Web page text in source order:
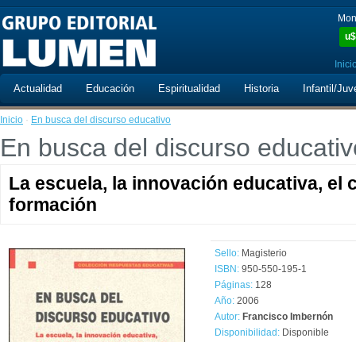
u$
Actualidad Educación Espiritualidad Historia Infantil/
Inicio · En busca del discurso educativo
En busca del discurso
La escuela, la innovación educativa, el
formación
Sello: Magisterio
ISBN: 950-550-195-1
Páginas: 128
Año: 2006
Autor: Francisco Imbernón
Disponibilidad: Disponible